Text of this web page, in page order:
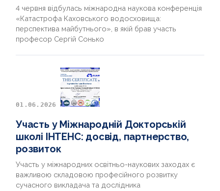
4 червня відбулась міжнародна наукова конференція
«Катастрофа Каховського водосховища:
перспектива майбутнього», в якій брав участь
професор Сергій Сонько
01.06.2026
Участь у Міжнародній Докторській
школі ІНТЕНС: досвід, партнерство,
розвиток
Участь у міжнародних освітньо-наукових заходах є
важливою складовою професійного розвитку
сучасного викладача та дослідника